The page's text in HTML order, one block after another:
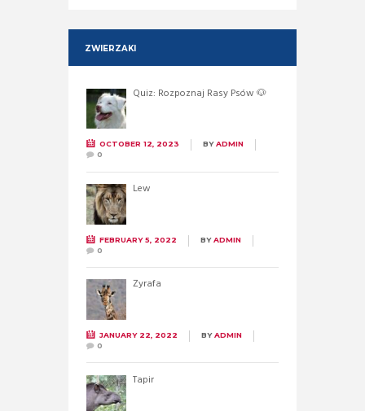
ZWIERZAKI
Quiz: Rozpoznaj Rasy Psów 🐶
OCTOBER 12, 2023 BYADMIN
0
Lew
FEBRUARY 5, 2022 BYADMIN
0
Żyrafa
JANUARY 22, 2022 BYADMIN
0
Tapir